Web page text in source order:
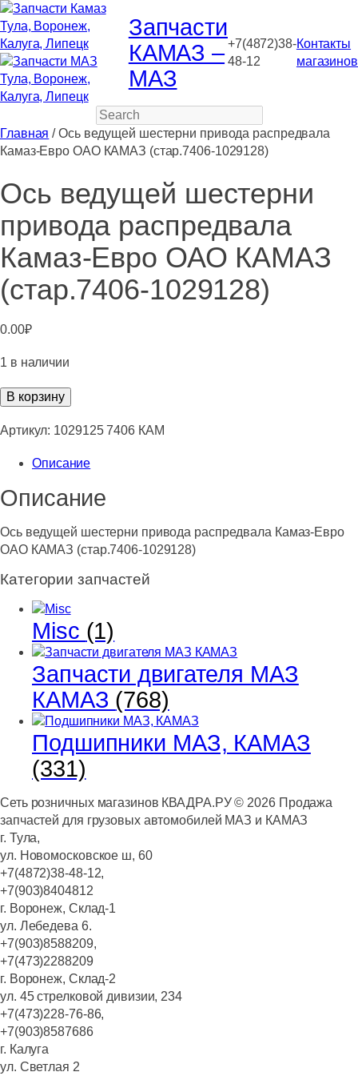
Запчасти
КАМАЗ –
МАЗ
+7(4872)38-
48-12
Контакты
магазинов
Search
Главная / Ось ведущей шестерни привода распредвала
Камаз-Евро ОАО КАМАЗ (стар.7406-1029128)
Ось ведущей шестерни
привода распредвала
Камаз-Евро ОАО КАМАЗ
(стар.7406-1029128)
0.00₽
1 в наличии
Количество
Ось
шестерни
распредвала
Евро
ОАО
КАМАЗ
(стар.7406-
1029128)
В корзину
Артикул: 1029125 7406 КАМ
Описание
Описание
Ось ведущей шестерни привода распредвала Камаз-Евро
ОАО КАМАЗ (стар.7406-1029128)
Категории запчастей
Misc (1)
Запчасти двигателя МАЗ
КАМАЗ (768)
Подшипники МАЗ, КАМАЗ
(331)
Сеть розничных магазинов КВАДРА.РУ © 2026Продажа
запчастей для грузовых автомобилей МАЗ и КАМАЗ
г. Тула,
ул. Новомосковское ш, 60
+7(4872)38-48-12,
+7(903)8404812
г. Воронеж, Склад-1
ул. Лебедева 6.
+7(903)8588209,
+7(473)2288209
г. Воронеж, Склад-2
ул. 45 стрелковой дивизии, 234
+7(473)228-76-86,
+7(903)8587686
г. Калуга
ул. Светлая 2